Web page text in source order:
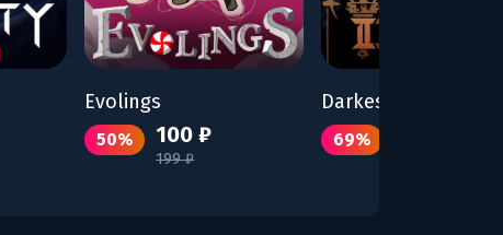
Evolings
50% 100 ₽
199 ₽
Darkest Dungeon II
69%